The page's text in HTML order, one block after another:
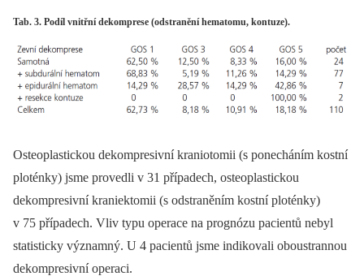
Tab. 3. Podíl vnitřní dekomprese (odstranění hematomu, kontuze).
Osteoplastickou dekompresivní kraniotomii (s ponecháním kostní
ploténky) jsme provedli v 31 případech, osteoplastickou
dekompresivní kraniektomii (s odstraněním kostní ploténky)
v 75 případech. Vliv typu operace na prognózu pacientů nebyl
statisticky významný. U 4 pacientů jsme indikovali oboustrannou
dekompresivní operaci.